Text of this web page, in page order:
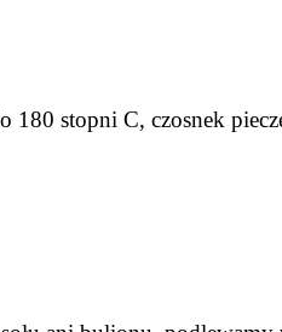
stopni C, czosnek